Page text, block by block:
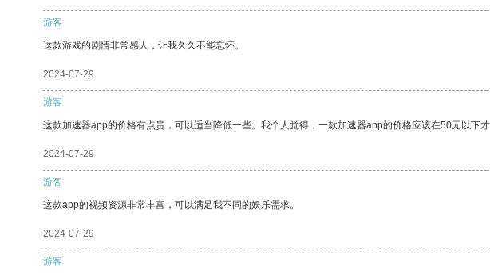
游客
这款游戏的剧情非常感人，让我久久不能忘怀。
2024-07-29
游客
这款加速器app的价格有点贵，可以适当降低一些。我个人觉得，一款加速器app的价格应该在50元以下才
2024-07-29
游客
这款app的视频资源非常丰富，可以满足我不同的娱乐需求。
2024-07-29
游客